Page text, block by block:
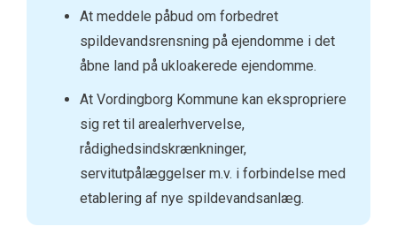
At meddele påbud om forbedret
spildevandsrensning på ejendomme i det
åbne land på ukloakerede ejendomme.
At Vordingborg Kommune kan ekspropriere
sig ret til arealerhvervelse,
rådighedsindskrænkninger,
servitutpålæggelser m.v. i forbindelse med
etablering af nye spildevandsanlæg.